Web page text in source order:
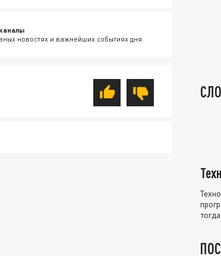
новостях и важнейших событиях дня.